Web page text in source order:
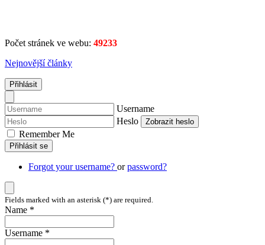
Počet stránek ve webu: 49233
Nejnovější články
Přihlásit
Username
Heslo
Zobrazit heslo
Remember Me
Přihlásit se
Forgot your username? orpassword?
Fields marked with an asterisk (*) are required.
Name *
Username *